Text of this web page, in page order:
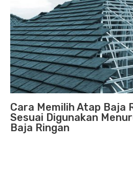
Cara Memilih Atap Baja
Sesuai Digunakan
Baja Ringan